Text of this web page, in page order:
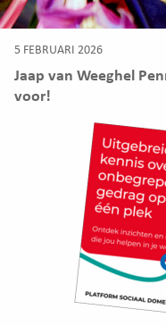
5 FEBRUARI 2026
Jaap van Weeghel
voor!